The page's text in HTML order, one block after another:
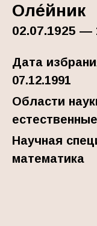
Научная
математика
Области
Дата
07.12.1991
02.07.1925 —
Оле́йник